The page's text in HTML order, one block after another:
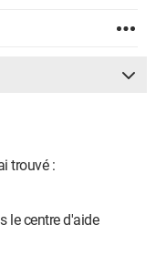
trouvé :
le centre d'aide